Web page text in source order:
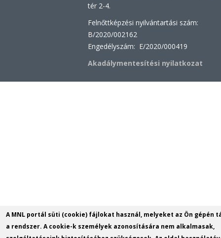
tér 2-4.
Felnőttképzési nyilvántartási szám:
B/2020/002162
Engedélyszám: E/2020/000419
Akadálymentesítési nyilatkozat
A MNL portál süti (cookie) fájlokat használ, melyeket az Ön gépén
a rendszer. A cookie-k személyek azonosítására nem alkalmasak,